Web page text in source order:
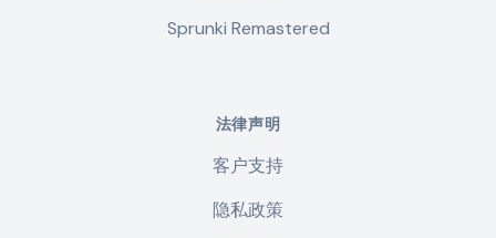
Sprunki Remastered
法律声明
客户支持
隐私政策